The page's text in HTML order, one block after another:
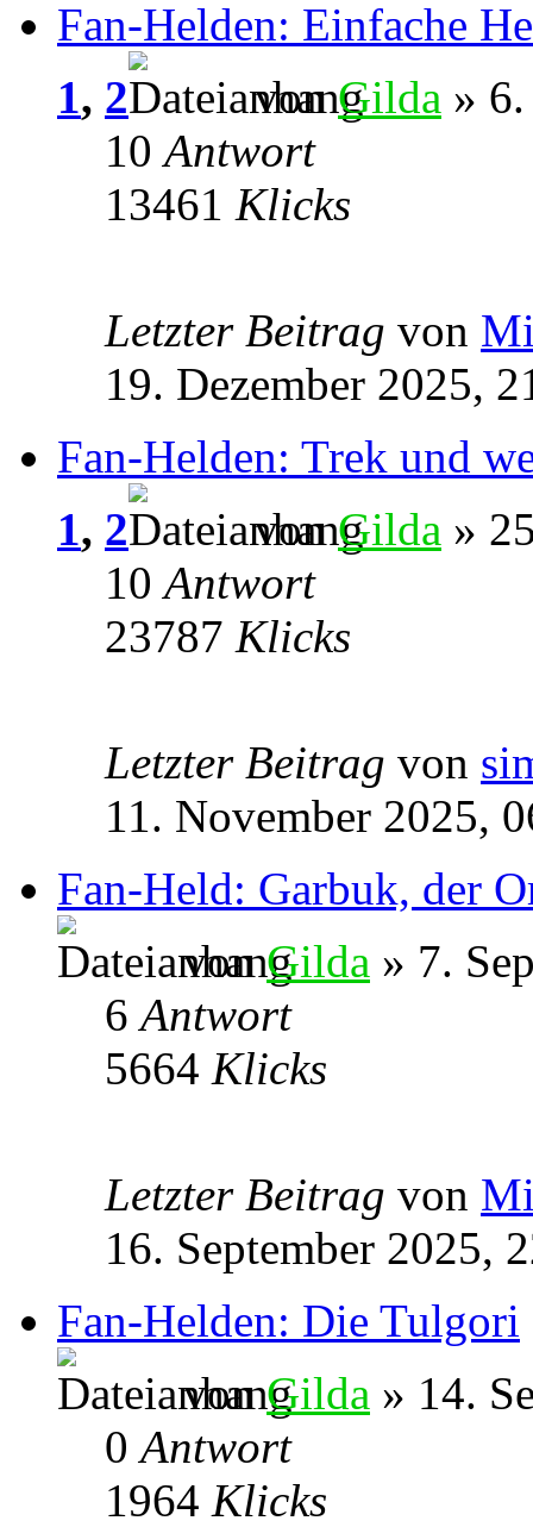
Fan-Helden: Einfache
1, 2 vonGilda »
10Antwort
13461 Klicks
Letzter Beitrag von
19. Dezember 2025,
Fan-Helden: Trek und
1, 2 vonGilda »
10Antwort
23787 Klicks
Letzter Beitrag von
11. November 2025,
Fan-Held: Garbuk, der
vonGilda » 7.
6Antwort
5664 Klicks
Letzter Beitrag von
16. September 2025,
Fan-Helden: Die Tulgori
vonGilda » 14.
0Antwort
1964 Klicks